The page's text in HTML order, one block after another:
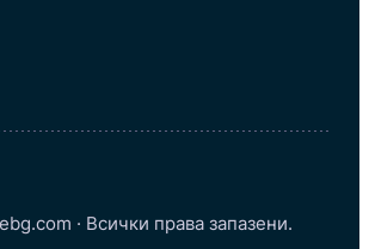
· Всички права запазени.